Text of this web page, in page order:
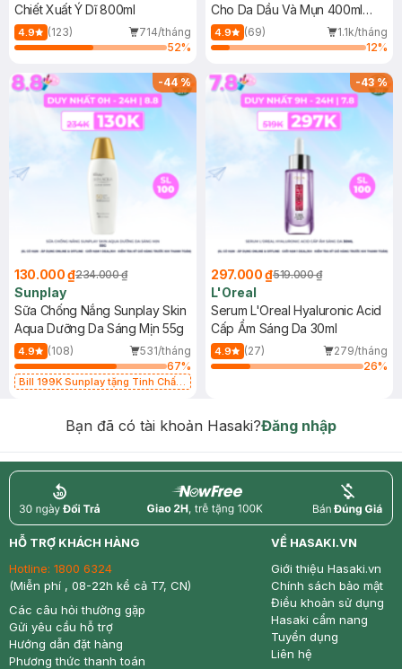
Chiết Xuất Ý Dĩ 800ml
4.9 (123)
714/tháng
52%
Cho Da Dầu Và Mụn 400ml
(Mới)
4.9 (69)
1.1k/tháng
12%
-44%
130.000 ₫234.000 ₫
Sunplay
Sữa Chống Nắng Sunplay Skin
Aqua Dưỡng Da Sáng Mịn 55g
4.9 (108)
531/tháng
67%
Bill 199K Sunplay tặng Tinh Chất
-43%
297.000 ₫519.000 ₫
L'Oreal
Serum L'Oreal Hyaluronic Acid
Cấp Ẩm Sáng Da 30ml
4.9 (27)
279/tháng
26%
Bạn đã có tài khoản Hasaki?Đăng nhập
return nowfree price
HỖ TRỢ KHÁCH HÀNG
Hotline: 1800 6324
(Miễn phí , 08-22h kể cả T7, CN)
Các câu hỏi thường gặp
Gửi yêu cầu hỗ trợ
Hướng dẫn đặt hàng
Phương thức thanh toán
VỀ HASAKI.VN
Giới thiệu Hasaki.vn
Chính sách bảo mật
Điều khoản sử dụng
Hasaki cẩm nang
Tuyển dụng
Liên hệ